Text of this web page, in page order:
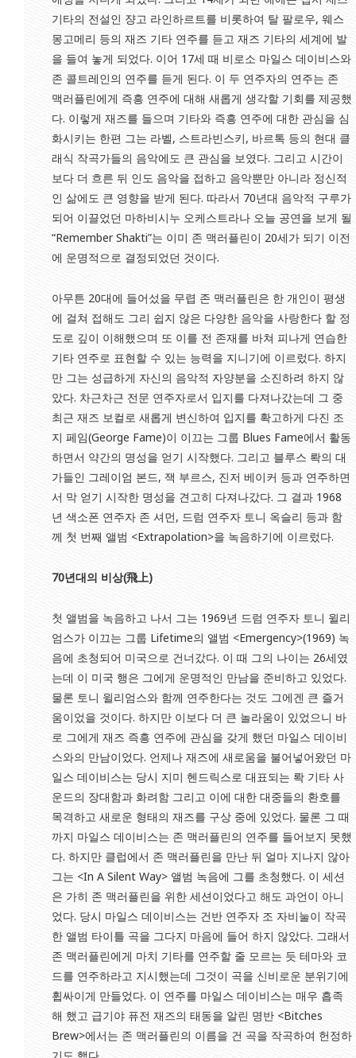
기타의 전설인 쟝고 라인하르트를 비롯하여 탈 팔로우, 웨스
몽고메리 등의 재즈 기타 연주를 듣고 재즈 기타의 세계에 발
을 들여 놓게 되었다. 이어 17세 때 비로소 마일스 데이비스와
존 콜트레인의 연주를 듣게 된다. 이 두 연주자의 연주는 존
맥러플린에게 즉흥 연주에 대해 새롭게 생각할 기회를 제공했
다. 이렇게 재즈를 들으며 기타와 즉흥 연주에 대한 관심을 심
화시키는 한편 그는 라벨, 스트라빈스키, 바르톡 등의 현대 클
래식 작곡가들의 음악에도 큰 관심을 보였다. 그리고 시간이
보다 더 흐른 뒤 인도 음악을 접하고 음악뿐만 아니라 정신적
인 삶에도 큰 영향을 받게 된다. 따라서 70년대 음악적 구루가
되어 이끌었던 마하비시누 오케스트라나 오늘 공연을 보게 될
“Remember Shakti”는 이미 존 맥러플린이 20세가 되기 이전
에 운명적으로 결정되었던 것이다.
아무튼 20대에 들어섰을 무렵 존 맥러플린은 한 개인이 평생
에 걸쳐 접해도 그리 쉽지 않은 다양한 음악을 사랑한다 할 정
도로 깊이 이해했으며 또 이를 전 존재를 바쳐 피나게 연습한
기타 연주로 표현할 수 있는 능력을 지니기에 이르렀다. 하지
만 그는 성급하게 자신의 음악적 자양분을 소진하려 하지 않
았다. 차근차근 전문 연주자로서 입지를 다져나갔는데 그 중
최근 재즈 보컬로 새롭게 변신하여 입지를 확고하게 다진 조
지 페임(George Fame)이 이끄는 그룹 Blues Fame에서 활동
하면서 약간의 명성을 얻기 시작했다. 그리고 블루스 롹의 대
가들인 그레이엄 본드, 잭 부르스, 진저 베이커 등과 연주하면
서 막 얻기 시작한 명성을 견고히 다져나갔다. 그 결과 1968
년 색소폰 연주자 존 셔먼, 드럼 연주자 토니 옥슬리 등과 함
께 첫 번째 앨범 <Extrapolation>을 녹음하기에 이르렀다.
70년대의 비상(飛上)
첫 앨범을 녹음하고 나서 그는 1969년 드럼 연주자 토니 윌리
엄스가 이끄는 그룹 Lifetime의 앨범 <Emergency>(1969) 녹
음에 초청되어 미국으로 건너갔다. 이 때 그의 나이는 26세였
는데 이 미국 행은 그에게 운명적인 만남을 준비하고 있었다.
물론 토니 윌리엄스와 함께 연주한다는 것도 그에겐 큰 즐거
움이었을 것이다. 하지만 이보다 더 큰 놀라움이 있었으니 바
로 그에게 재즈 즉흥 연주에 관심을 갖게 했던 마일스 데이비
스와의 만남이었다. 언제나 재즈에 새로움을 불어넣어왔던 마
일스 데이비스는 당시 지미 헨드릭스로 대표되는 롹 기타 사
운드의 장대함과 화려함 그리고 이에 대한 대중들의 환호를
목격하고 새로운 형태의 재즈를 구상 중에 있었다. 물론 그 때
까지 마일스 데이비스는 존 맥러플린의 연주를 들어보지 못했
다. 하지만 클럽에서 존 맥러플린을 만난 뒤 얼마 지나지 않아
그는 <In A Silent Way> 앨범 녹음에 그를 초청했다. 이 세션
은 가히 존 맥러플린을 위한 세션이었다고 해도 과언이 아니
었다. 당시 마일스 데이비스는 건반 연주자 조 자비눌이 작곡
한 앨범 타이틀 곡을 그다지 마음에 들어 하지 않았다. 그래서
존 맥러플린에게 마치 기타를 연주할 줄 모르는 듯 테마와 코
드를 연주하라고 지시했는데 그것이 곡을 신비로운 분위기에
휩싸이게 만들었다. 이 연주를 마일스 데이비스는 매우 흡족
해 했고 급기야 퓨전 재즈의 태동을 알린 명반 <Bitches
Brew>에서는 존 맥러플린의 이름을 건 곡을 작곡하여 헌정하
기도 했다.